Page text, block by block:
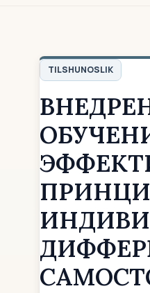
TILSHUNOSLIK